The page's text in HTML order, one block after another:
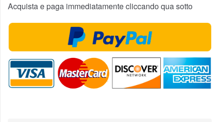
Acquista e paga immediatamente cliccando qua sotto